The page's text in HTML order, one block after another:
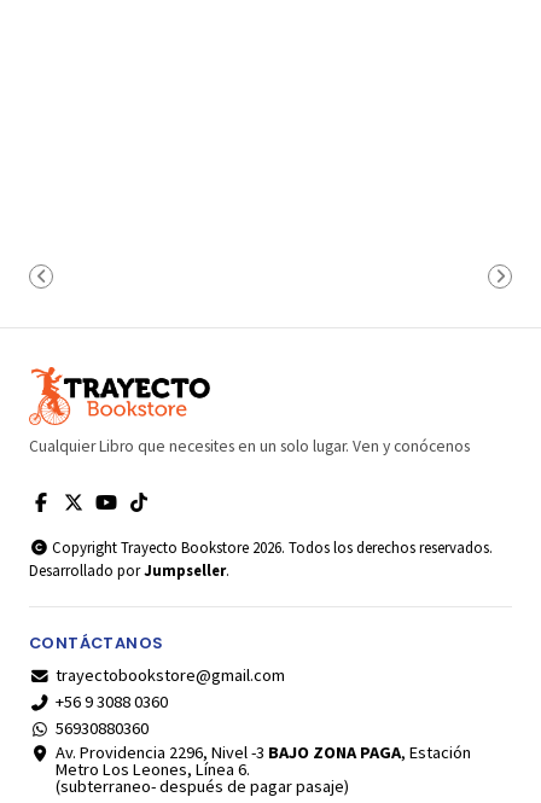
Cualquier Libro que necesites en un solo lugar. Ven y conócenos
Copyright Trayecto Bookstore 2026. Todos los derechos reservados.
Desarrollado porJumpseller.
CONTÁCTANOS
trayectobookstore@gmail.com
+56 9 3088 0360
56930880360
Av. Providencia 2296, Nivel -3 BAJO ZONA PAGA, Estación
Metro Los Leones, Línea 6.
(subterraneo- después de pagar pasaje)